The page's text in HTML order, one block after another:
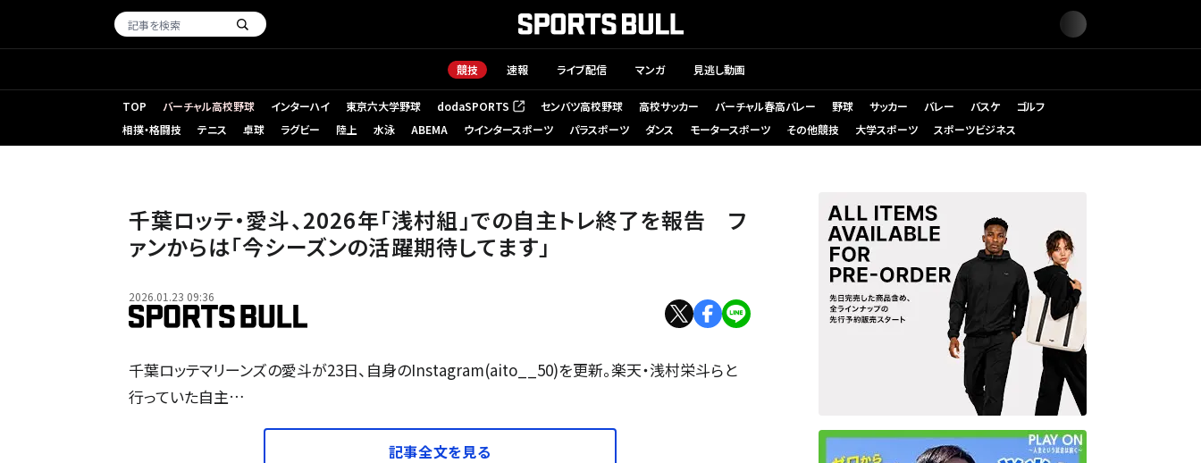
競技 速報 ライブ配信 マンガ 見逃し動画
TOP バーチャル高校野球 インターハイ 東京六大学野球 dodaSPORTS
（新しいタブで開く） センバツ高校野球 高校サッカー バーチャル春高バレー 野球 サッカー バレー バスケ
ゴルフ
相撲・格闘技
テニス 卓球 ラグビー 陸上 水泳 ABEMA ウインタースポーツ パラスポーツ ダンス モータースポーツ その他競技 大学スポーツ スポーツビジネス
千葉ロッテ・愛斗、2026年「浅村組」での自主トレ終了を報告 フ
ァンからは「今シーズンの活躍期待してます」
2026.01.23 09:36
千葉ロッテマリーンズの愛斗が23日、自身のInstagram(aito__50)を更新。楽天・浅村栄斗らと
行っていた自主…
記事全文を見る